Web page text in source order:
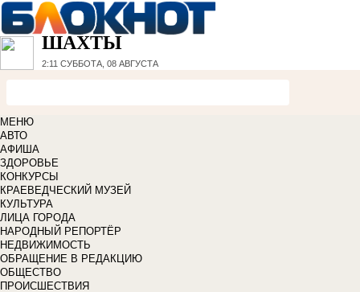
ШАХТЫ
2:11 СУББОТА, 08 АВГУСТА
МЕНЮ
АВТО
АФИША
ЗДОРОВЬЕ
КОНКУРСЫ
КРАЕВЕДЧЕСКИЙ МУЗЕЙ
КУЛЬТУРА
ЛИЦА ГОРОДА
НАРОДНЫЙ РЕПОРТЁР
НЕДВИЖИМОСТЬ
ОБРАЩЕНИЕ В РЕДАКЦИЮ
ОБЩЕСТВО
ПРОИСШЕСТВИЯ